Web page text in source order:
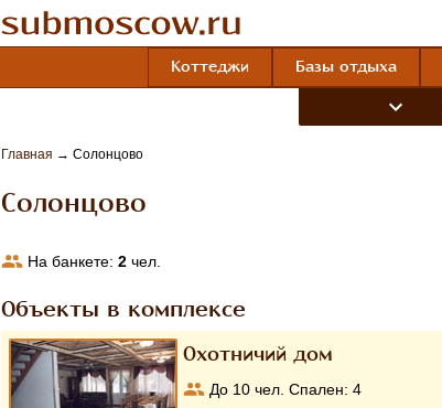
Коттеджи Базы отдыха
Главная → Солонцово
Солонцово
На банкете: 2 чел.
Объекты в комплексе
Охотничий дом
До 10 чел. Спален: 4